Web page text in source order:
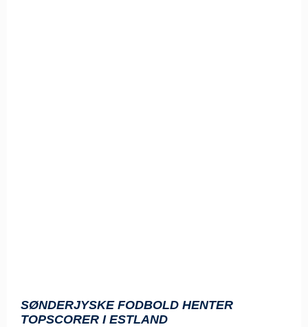
SØNDERJYSKE FODBOLD HENTER
TOPSCORER I ESTLAND